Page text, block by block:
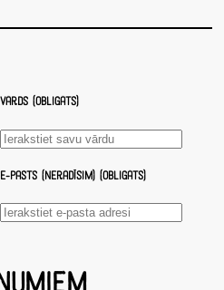
Vārds (obligāts)
E-pasts (nerādīsim) (obligāts)